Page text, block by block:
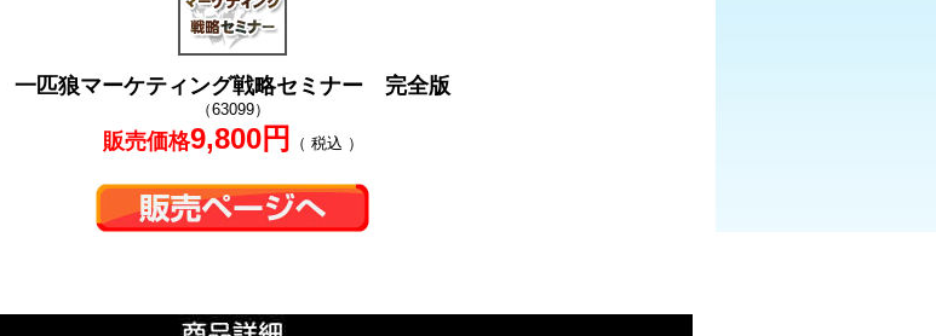
一匹狼マーケティング戦略セミナー 完全版
（63099）
販売価格9,800円 （ 税込 ）